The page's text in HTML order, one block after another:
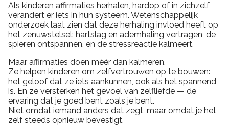
Als kinderen affirmaties herhalen, hardop of in zichzelf,
verandert er iets in hun systeem. Wetenschappelijk
onderzoek laat zien dat deze herhaling invloed heeft op
het zenuwstelsel: hartslag en ademhaling vertragen, de
spieren ontspannen, en de stressreactie kalmeert.
Maar affirmaties doen méér dan kalmeren.
Ze helpen kinderen om zelfvertrouwen op te bouwen:
het geloof dat ze iets aankunnen, ook als het spannend
is. En ze versterken het gevoel van zelfliefde — de
ervaring dat je goed bent zoals je bent.
Niet omdat iemand anders dat zegt, maar omdat je het
zelf steeds opnieuw bevestigt.